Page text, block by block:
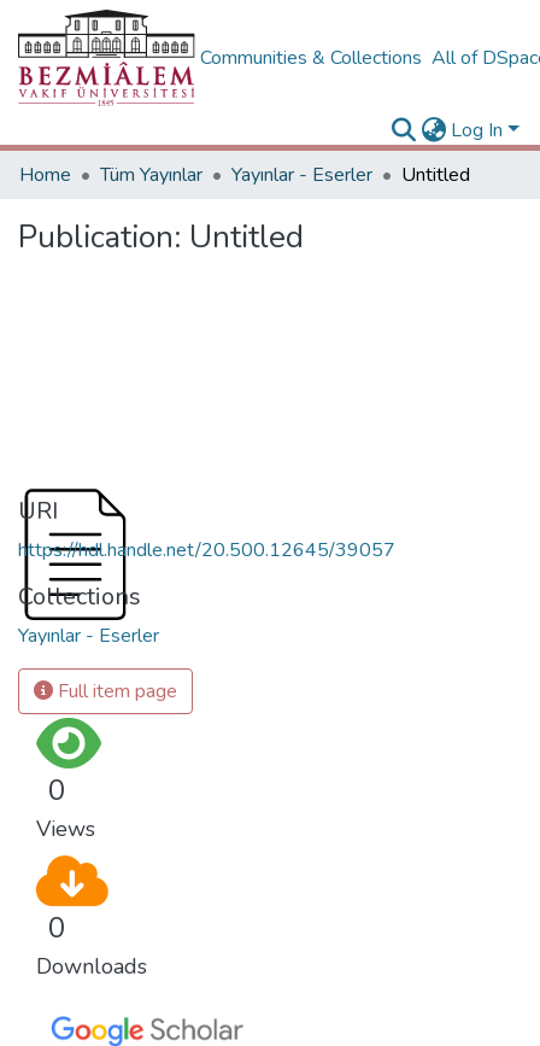
Communities & Collections All of
Log In
Home
Tüm Yayınlar Yayınlar - Eserler Untitled
Publication: Untitled
URI
https://hdl.handle.net/20.500.12645/39057
Collections
Yayınlar - Eserler
Full item page
0
Views
0
Downloads